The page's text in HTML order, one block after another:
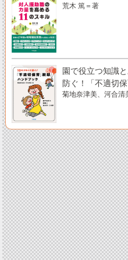
荒木 篤＝著
園で役立つ知識
防ぐ！「不適切
菊地奈津美、河合清